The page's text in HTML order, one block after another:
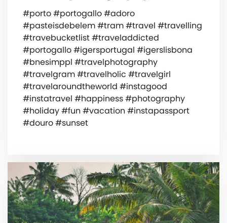
#porto #portogallo #adoro
#pasteisdebelem #tram #travel #travelling
#travebucketlist #traveladdicted
#portogallo #igersportugal #igerslisbona
#bnesimppl #travelphotography
#travelgram #travelholic #travelgirl
#travelaroundtheworld #instagood
#instatravel #happiness #photography
#holiday #fun #vacation #instapassport
#douro #sunset